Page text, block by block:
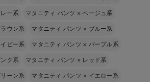
ー系 マタニティ パンツ ×ベージュ系
ウン系 マタニティ パンツ × ブルー系
ビー系 マタニティ パンツ × パープル系
ンク系 マタニティ パンツ × レッド系
ーン系 マタニティ パンツ × イエロー系